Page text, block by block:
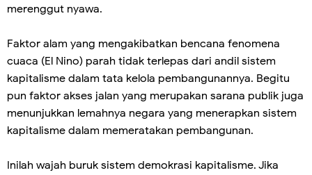
merenggut nyawa.
Faktor alam yang mengakibatkan bencana fenomena
cuaca (El Nino) parah tidak terlepas dari andil sistem
kapitalisme dalam tata kelola pembangunannya. Begitu
pun faktor akses jalan yang merupakan sarana publik juga
menunjukkan lemahnya negara yang menerapkan sistem
kapitalisme dalam memeratakan pembangunan.
Inilah wajah buruk sistem demokrasi kapitalisme. Jika